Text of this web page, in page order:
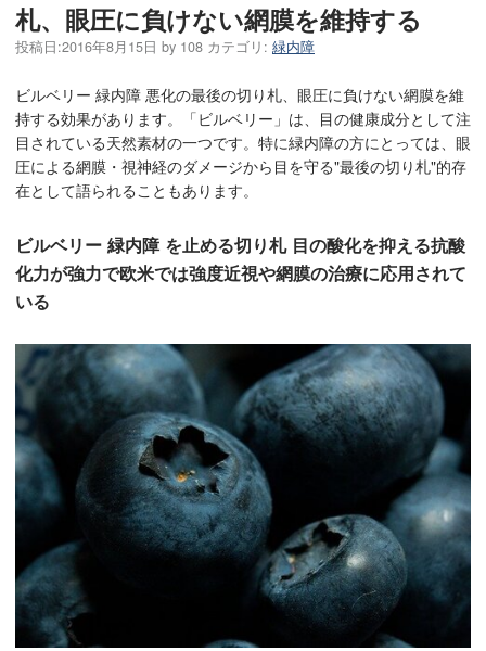
札、眼圧に負けない網膜を維持する
投稿日:2016年8月15日 by 108 カテゴリ: 緑内障
ビルベリー 緑内障 悪化の最後の切り札、眼圧に負けない網膜を維
持する効果があります。「ビルベリー」は、目の健康成分として注
目されている天然素材の一つです。特に緑内障の方にとっては、眼
圧による網膜・視神経のダメージから目を守る"最後の切り札"的存
在として語られることもあります。
ビルベリー 緑内障 を止める切り札 目の酸化を抑える抗酸
化力が強力で欧米では強度近視や網膜の治療に応用されて
いる